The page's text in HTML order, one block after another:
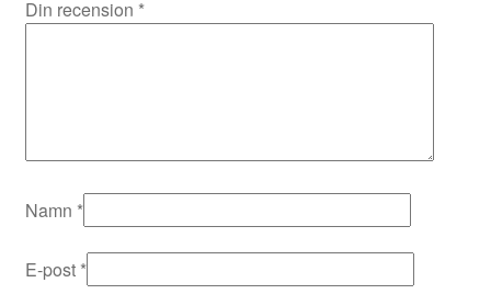
Din recension *
Namn *
E-post *